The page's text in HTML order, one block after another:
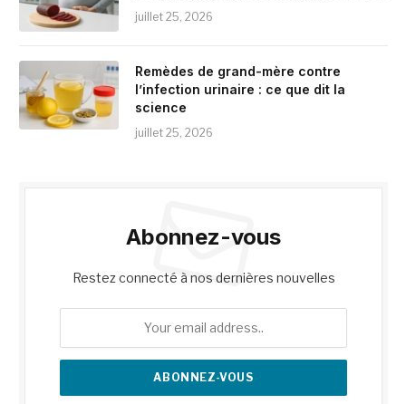
juillet 25, 2026
Remèdes de grand-mère contre
l’infection urinaire : ce que dit la
science
juillet 25, 2026
Abonnez-vous
Restez connecté à nos dernières nouvelles